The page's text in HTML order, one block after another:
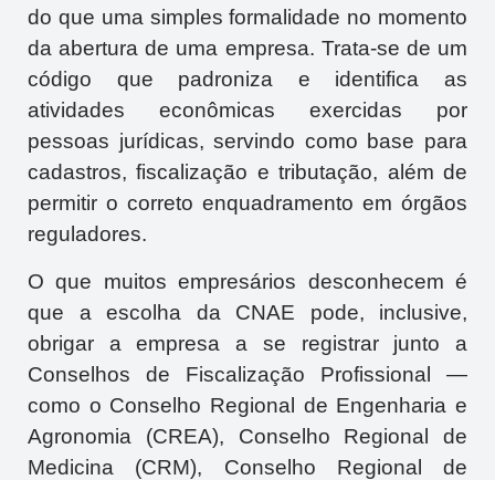
do que uma simples formalidade no momento
da abertura de uma empresa. Trata-se de um
código que padroniza e identifica as
atividades econômicas exercidas por
pessoas jurídicas, servindo como base para
cadastros, fiscalização e tributação, além de
permitir o correto enquadramento em órgãos
reguladores.
O que muitos empresários desconhecem é
que a escolha da CNAE pode, inclusive,
obrigar a empresa a se registrar junto a
Conselhos de Fiscalização Profissional —
como o Conselho Regional de Engenharia e
Agronomia (CREA), Conselho Regional de
Medicina (CRM), Conselho Regional de